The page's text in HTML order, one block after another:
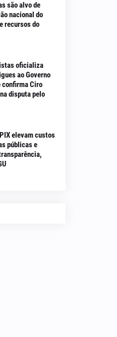
são alvo de
nacional do
recursos do
oficializa
ao Governo
confirma Ciro
disputa pelo
elevam custos
públicas e